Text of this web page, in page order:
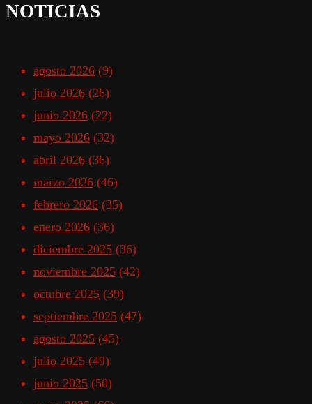
NOTICIAS
agosto 2026 (9)
julio 2026 (26)
junio 2026 (22)
mayo 2026 (32)
abril 2026 (36)
marzo 2026 (46)
febrero 2026 (35)
enero 2026 (36)
diciembre 2025 (36)
noviembre 2025 (42)
octubre 2025 (39)
septiembre 2025 (47)
agosto 2025 (45)
julio 2025 (49)
junio 2025 (50)